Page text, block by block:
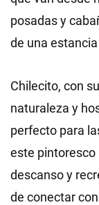
posadas y
de una
Chilecito, con
naturaleza y
perfecto para
este pintoresco
descanso y
de conectar